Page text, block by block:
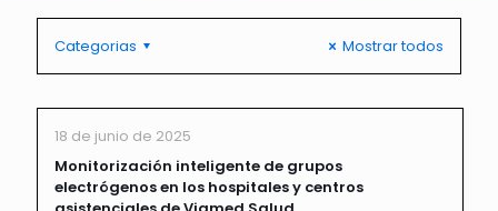
Categorias Mostrar todos
18 de junio de 2025
Monitorización inteligente de grupos
electrógenos en los hospitales y centros